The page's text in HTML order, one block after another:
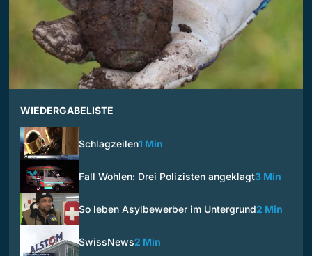
WIEDERGABELISTE
Schlagzeilen1 Min
Fall Wohlen: Drei Polizisten angeklagt3 Min
So leben Asylbewerber im Untergrund2 Min
SwissNews2 Min